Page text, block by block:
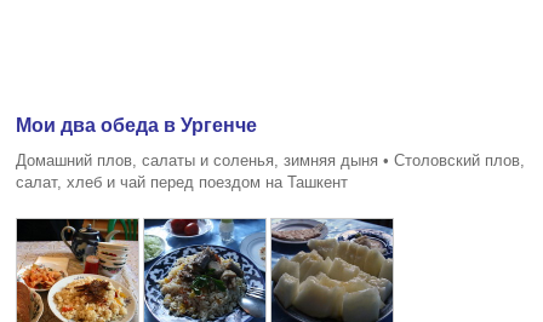
Мои два обеда в Ургенче
Домашний плов, салаты и соленья, зимняя дыня • Столовский плов,
салат, хлеб и чай перед поездом на Ташкент